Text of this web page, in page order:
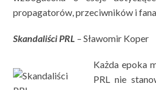
propagatorów, przeciwników i
Skandaliści PRL –Sławomir Koper
Każda epoka
PRL nie